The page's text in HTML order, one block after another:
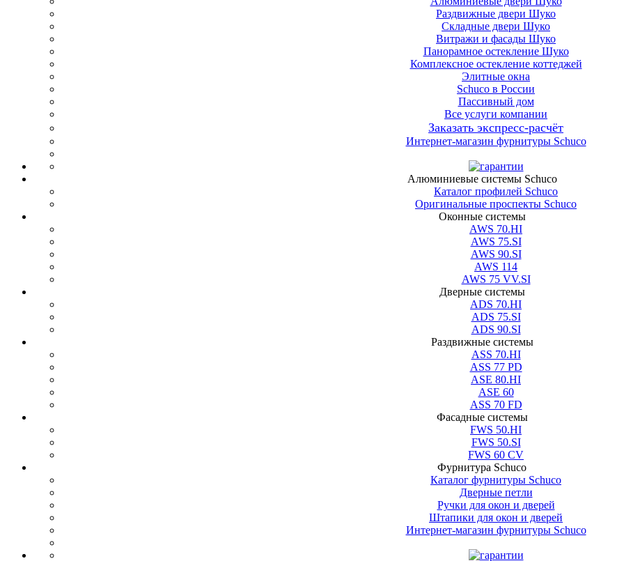
Раздвижные двери Шуко
Складные двери Шуко
Витражи и фасады Шуко
Панорамное остекление Шуко
Комплексное остекление коттеджей
Элитные окна
Schuco в России
Пассивный дом
Все услуги компании
Заказать экспресс-расчёт
Интернет-магазин фурнитуры Schuco
Алюминиевые системы Schuco
Каталог профилей Schuco
Оригинальные проспекты Schuco
Оконные системы
AWS 70.HI
AWS 75.SI
AWS 90.SI
AWS 114
AWS 75 VV.SI
Дверные системы
ADS 70.HI
ADS 75.SI
ADS 90.SI
Раздвижные системы
ASS 70.HI
ASS 77 PD
ASE 80.HI
ASE 60
ASS 70 FD
Фасадные системы
FWS 50.HI
FWS 50.SI
FWS 60 CV
Фурнитура Schuco
Каталог фурнитуры Schuco
Двepныe пeтли
Ручки для окон и дверей
Штапики для окон и дверей
Интернет-магазин фурнитуры Schuco